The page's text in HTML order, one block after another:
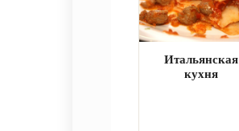
Итальянская
кухня